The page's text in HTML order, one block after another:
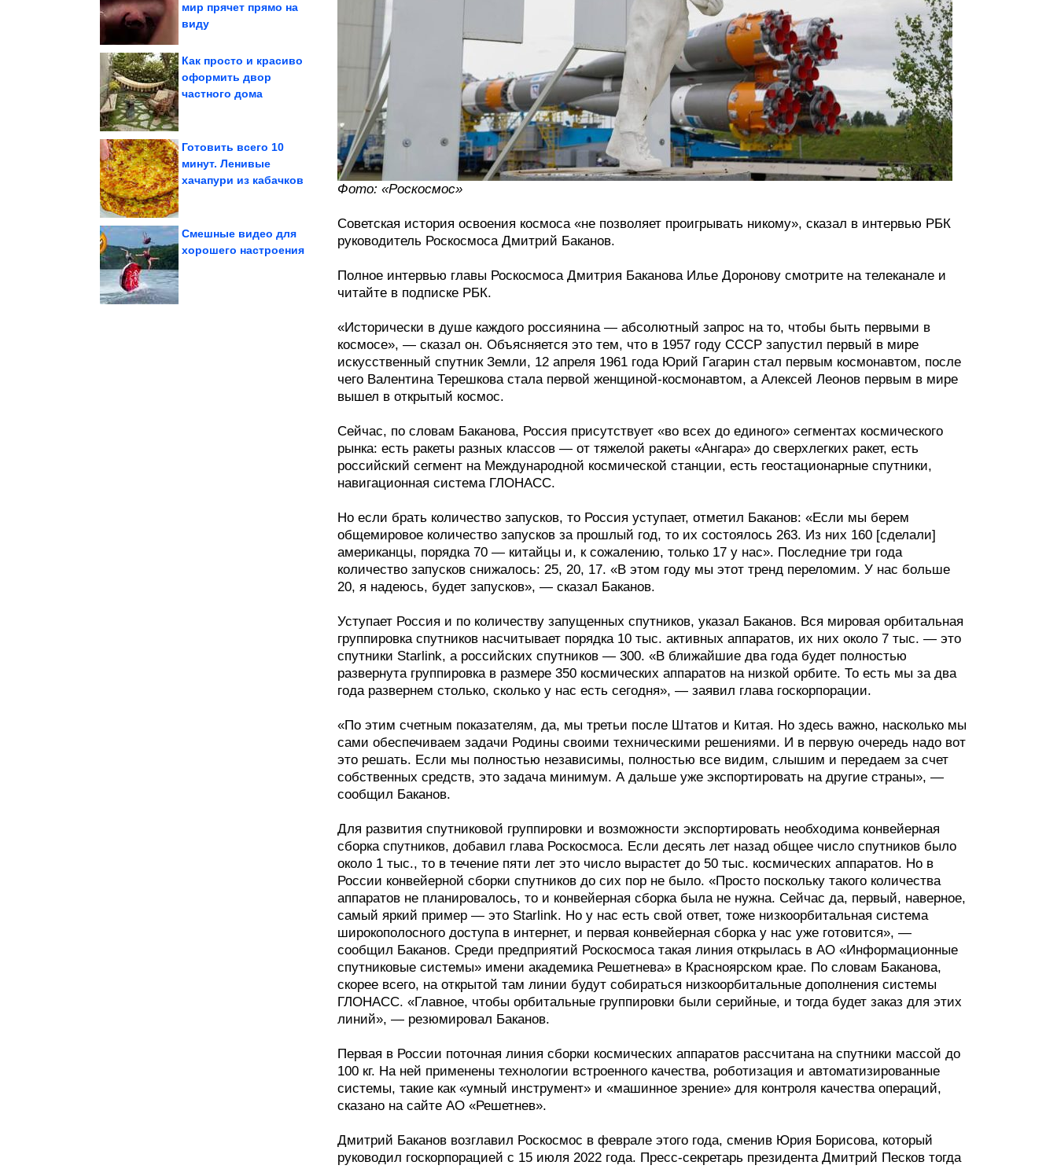
мир прячет прямо на
виду
Как просто и красиво
оформить двор
частного дома
ДТП. Подборка на
Готовить всего 10
минут. Ленивые
хачапури из кабачков
Смех без инструкции по
Смешные видео для
хорошего настроения
Фото: «Роскосмос»
Советская история освоения космоса «не позволяет проигрывать никому», сказал в интервью РБК
руководитель Роскосмоса Дмитрий Баканов.
Полное интервью главы Роскосмоса Дмитрия Баканова Илье Доронову смотрите на телеканале и
читайте в подписке РБК.
«Исторически в душе каждого россиянина — абсолютный запрос на то, чтобы быть первыми в
космосе», — сказал он. Объясняется это тем, что в 1957 году СССР запустил первый в мире
искусственный спутник Земли, 12 апреля 1961 года Юрий Гагарин стал первым космонавтом, после
чего Валентина Терешкова стала первой женщиной-космонавтом, а Алексей Леонов первым в мире
вышел в открытый космос.
Сейчас, по словам Баканова, Россия присутствует «во всех до единого» сегментах космического
рынка: есть ракеты разных классов — от тяжелой ракеты «Ангара» до сверхлегких ракет, есть
российский сегмент на Международной космической станции, есть геостационарные спутники,
навигационная система ГЛОНАСС.
Но если брать количество запусков, то Россия уступает, отметил Баканов: «Если мы берем
общемировое количество запусков за прошлый год, то их состоялось 263. Из них 160 [сделали]
американцы, порядка 70 — китайцы и, к сожалению, только 17 у нас». Последние три года
количество запусков снижалось: 25, 20, 17. «В этом году мы этот тренд переломим. У нас больше
20, я надеюсь, будет запусков», — сказал Баканов.
Уступает Россия и по количеству запущенных спутников, указал Баканов. Вся мировая орбитальная
группировка спутников насчитывает порядка 10 тыс. активных аппаратов, их них около 7 тыс. — это
спутники Starlink, а российских спутников — 300. «В ближайшие два года будет полностью
развернута группировка в размере 350 космических аппаратов на низкой орбите. То есть мы за два
года развернем столько, сколько у нас есть сегодня», — заявил глава госкорпорации.
«По этим счетным показателям, да, мы третьи после Штатов и Китая. Но здесь важно, насколько мы
сами обеспечиваем задачи Родины своими техническими решениями. И в первую очередь надо вот
это решать. Если мы полностью независимы, полностью все видим, слышим и передаем за счет
собственных средств, это задача минимум. А дальше уже экспортировать на другие страны», —
сообщил Баканов.
Для развития спутниковой группировки и возможности экспортировать необходима конвейерная
сборка спутников, добавил глава Роскосмоса. Если десять лет назад общее число спутников было
около 1 тыс., то в течение пяти лет это число вырастет до 50 тыс. космических аппаратов. Но в
России конвейерной сборки спутников до сих пор не было. «Просто поскольку такого количества
аппаратов не планировалось, то и конвейерная сборка была не нужна. Сейчас да, первый, наверное,
самый яркий пример — это Starlink. Но у нас есть свой ответ, тоже низкоорбитальная система
широкополосного доступа в интернет, и первая конвейерная сборка у нас уже готовится», —
сообщил Баканов. Среди предприятий Роскосмоса такая линия открылась в АО «Информационные
спутниковые системы» имени академика Решетнева» в Красноярском крае. По словам Баканова,
скорее всего, на открытой там линии будут собираться низкоорбитальные дополнения системы
ГЛОНАСС. «Главное, чтобы орбитальные группировки были серийные, и тогда будет заказ для этих
линий», — резюмировал Баканов.
Первая в России поточная линия сборки космических аппаратов рассчитана на спутники массой до
100 кг. На ней применены технологии встроенного качества, роботизация и автоматизированные
системы, такие как «умный инструмент» и «машинное зрение» для контроля качества операций,
сказано на сайте АО «Решетнев».
Дмитрий Баканов возглавил Роскосмос в феврале этого года, сменив Юрия Борисова, который
руководил госкорпорацией с 15 июля 2022 года. Пресс-секретарь президента Дмитрий Песков тогда